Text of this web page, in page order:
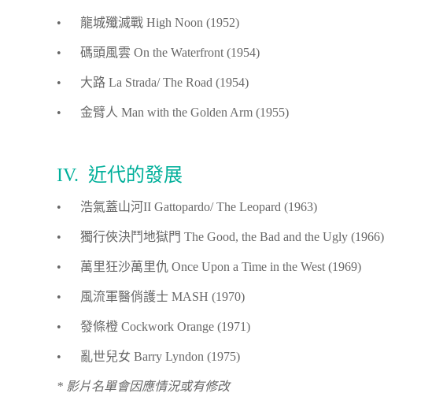
• 龍城殲滅戰 High Noon (1952)
• 碼頭風雲 On the Waterfront (1954)
• 大路 La Strada/ The Road (1954)
• 金臂人 Man with the Golden Arm (1955)
IV. 近代的發展
• 浩氣蓋山河II Gattopardo/ The Leopard (1963)
• 獨行俠決鬥地獄門 The Good, the Bad and the Ugly (1966)
• 萬里狂沙萬里仇 Once Upon a Time in the West (1969)
• 風流軍醫俏護士 MASH (1970)
• 發條橙 Cockwork Orange (1971)
• 亂世兒女 Barry Lyndon (1975)
* 影片名單會因應情況或有修改